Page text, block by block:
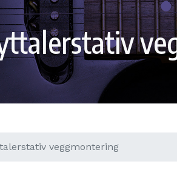
veggmontering